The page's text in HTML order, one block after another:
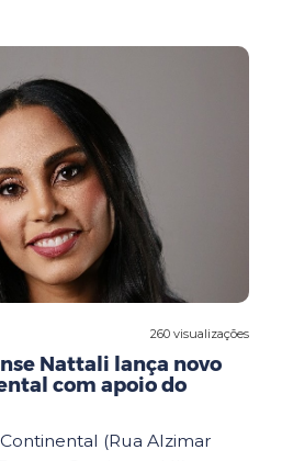
260 visualizações
Nattali lança novo
com apoio do
(Rua Alzimar